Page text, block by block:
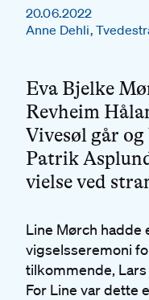
20.06.2022
Anne Dehli,
Eva Bjelke
Revheim
Vivesøl går og
Patrik
vielse ved
Line Mørch hadde
vigselsseremoni
tilkommende,
For Line var dette